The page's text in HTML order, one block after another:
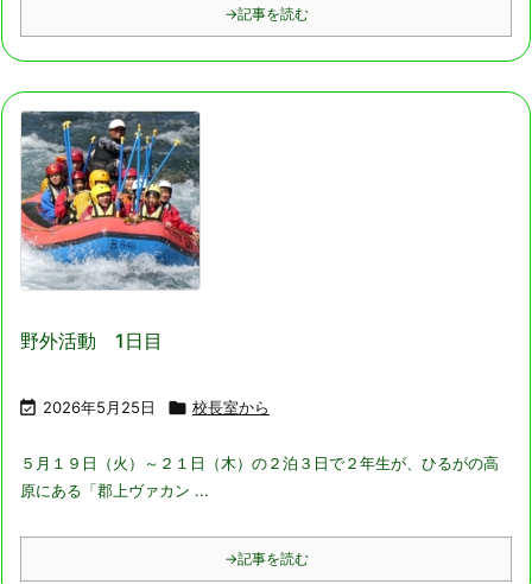
→記事を読む
野外活動 1日目
 2026年5月25日  校長室から
５月１９日（火）～２１日（木）の２泊３日で２年生が、ひるがの高
原にある「郡上ヴァカン ...
→記事を読む